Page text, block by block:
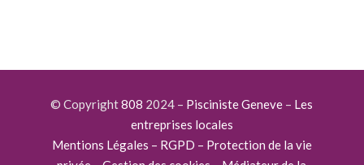
© Copyright808 2024 – Pisciniste Geneve – Les
entreprises locales
Mentions Légales – RGPD – Protection de la vie